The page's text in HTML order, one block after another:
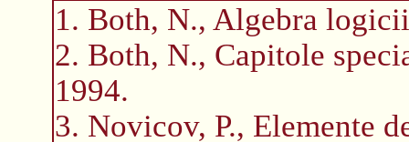
1. Both, N., Algebra
2. Both, N., Capitole
1994.
3. Novicov, P., Elemente